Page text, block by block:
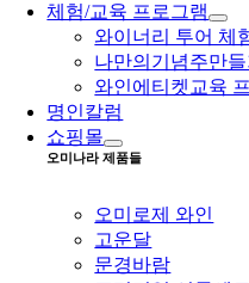
체험/교육 프로그램
와이너리 투어 체
나만의기념주만
와인에티켓교육
명인칼럼
쇼핑몰
오미나라 제품들
오미로제 와인
고운달
문경바람